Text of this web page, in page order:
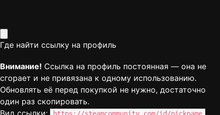
Где найти ссылку на профиль
Внимание! Ссылка на профиль постоянная — она не
сгорает и не привязана к одному использованию.
Обновлять её перед покупкой не нужно, достаточно
один раз скопировать.